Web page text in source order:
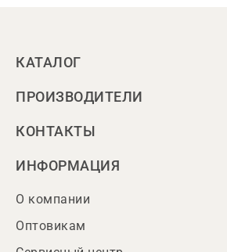
КАТАЛОГ
ПРОИЗВОДИТЕЛИ
КОНТАКТЫ
ИНФОРМАЦИЯ
О компании
Оптовикам